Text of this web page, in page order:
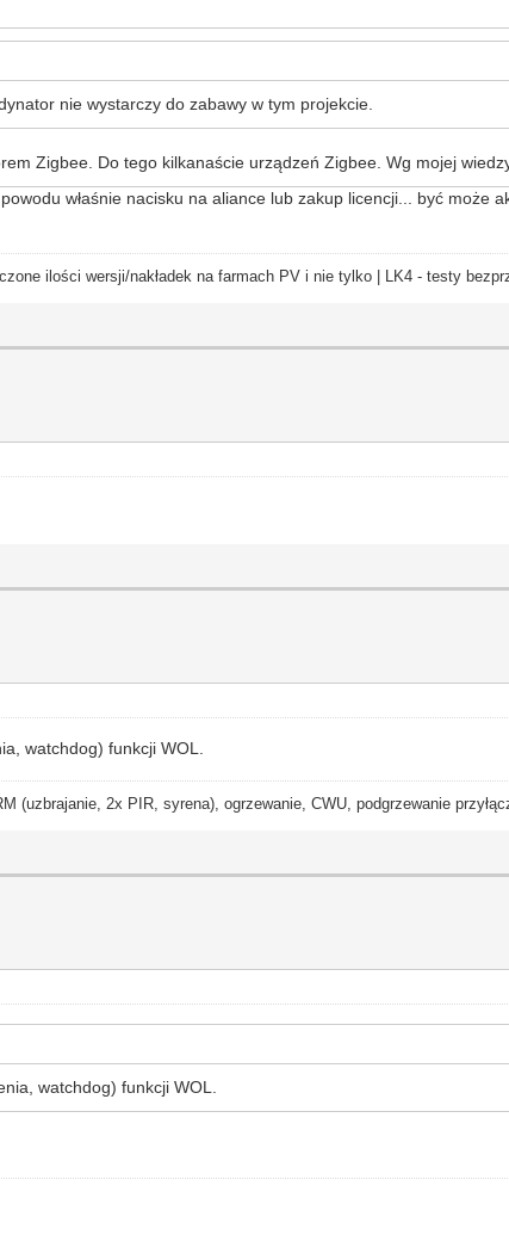
nie wystarczy do zabawy w tym projekcie.
Zigbee. Do tego kilkanaście urządzeń Zigbee. Wg mojej
właśnie nacisku na aliance lub zakup licencji... być może
ilości wersji/nakładek na farmach PV i nie tylko | LK4 - testy
watchdog) funkcji WOL.
(uzbrajanie, 2x PIR, syrena), ogrzewanie, CWU, podgrzewanie
watchdog) funkcji WOL.